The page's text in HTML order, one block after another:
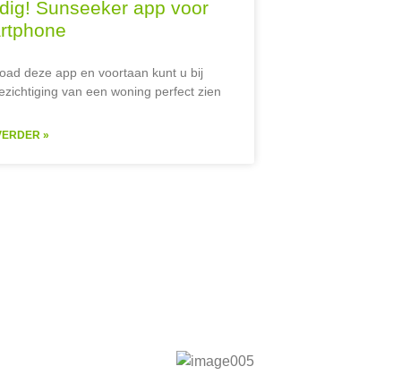
Sunseeker app voor
deze app en voortaan kunt u bij
van een woning perfect zien
»